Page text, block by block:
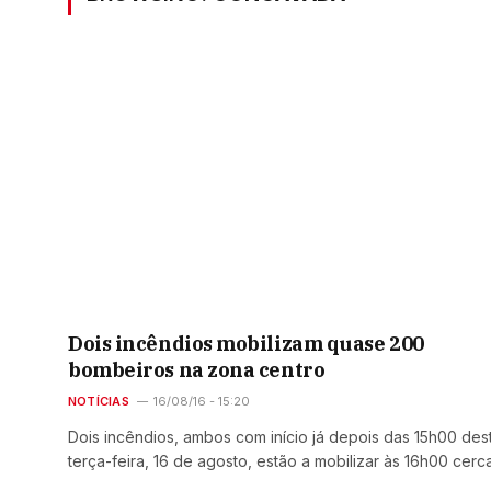
Dois incêndios mobilizam quase 200
bombeiros na zona centro
NOTÍCIAS 16/08/16 - 15:20
Dois incêndios, ambos com início já depois das 15h00
terça-feira, 16 de agosto, estão a mobilizar às 16h00